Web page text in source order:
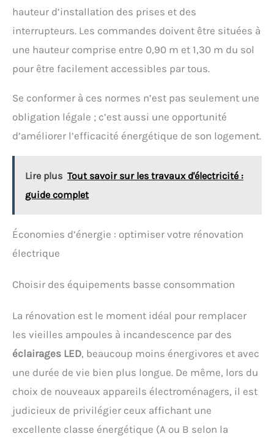
hauteur d’installation des prises et des
interrupteurs. Les commandes doivent être situées à
une hauteur comprise entre 0,90 m et 1,30 m du sol
pour être facilement accessibles par tous.
Se conformer à ces normes n’est pas seulement une
obligation légale ; c’est aussi une opportunité
d’améliorer l’efficacité énergétique de son logement.
Lire plus Tout savoir sur les travaux d'électricité :
guide complet
Économies d’énergie : optimiser votre rénovation
électrique
Choisir des équipements basse consommation
La rénovation est le moment idéal pour remplacer
les vieilles ampoules à incandescence par des
éclairages LED, beaucoup moins énergivores et avec
une durée de vie bien plus longue. De même, lors du
choix de nouveaux appareils électroménagers, il est
judicieux de privilégier ceux affichant une
excellente classe énergétique (A ou B selon la